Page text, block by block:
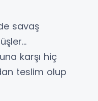
savaş
karşı hiç
teslim olup